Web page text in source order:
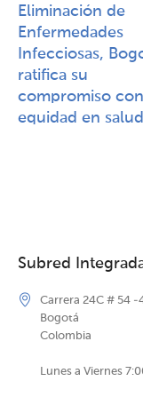
Eliminación de
Enfermedades
Infecciosas,
ratifica su
compromiso
equidad en salud
Subred
Carrera 24C # 54 -
Bogotá
Colombia
Lunes a Viernes